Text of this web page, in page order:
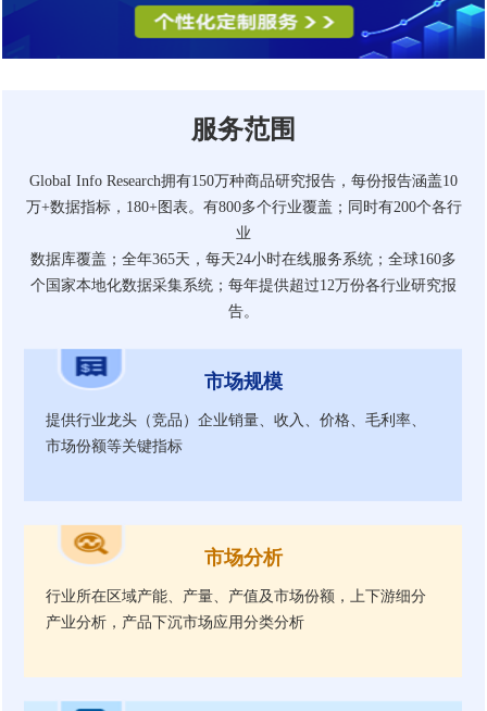
服务范围
GlobaI Info Research拥有150万种商品研究报告，每份报告涵盖10
万+数据指标，180+图表。有800多个行业覆盖；同时有200个各行
业
数据库覆盖；全年365天，每天24小时在线服务系统；全球160多
个国家本地化数据采集系统；每年提供超过12万份各行业研究报
告。
市场规模
提供行业龙头（竞品）企业销量、收入、价格、毛利率、
市场份额等关键指标
市场分析
行业所在区域产能、产量、产值及市场份额，上下游细分
产业分析，产品下沉市场应用分类分析